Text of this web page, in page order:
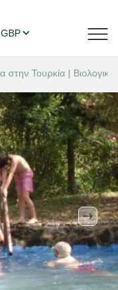
GBP
Τουρκία | Βιολογική